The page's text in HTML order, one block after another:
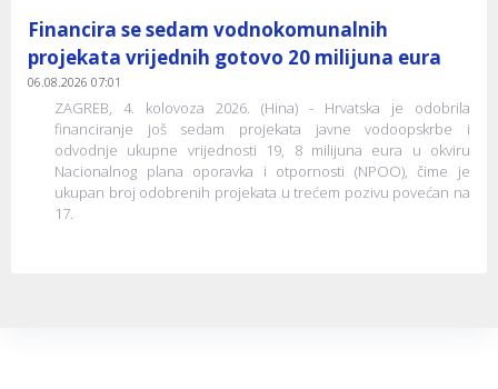
Financira se sedam vodnokomunalnih
projekata vrijednih gotovo 20 milijuna eura
06.08.2026 07:01
ZAGREB, 4. kolovoza 2026. (Hina) - Hrvatska je odobrila
financiranje još sedam projekata javne vodoopskrbe i
odvodnje ukupne vrijednosti 19, 8 milijuna eura u okviru
Nacionalnog plana oporavka i otpornosti (NPOO), čime je
ukupan broj odobrenih projekata u trećem pozivu povećan na
17.